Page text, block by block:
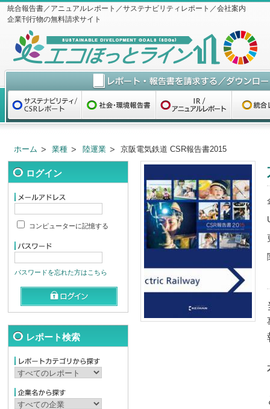
統合報告書／アニュアルレポート／サステナビリティレポート／会社案内
企業刊行物の無料請求サイト
ホーム 業種 陸運業 京阪電気鉄道 CSR報告書2015
ログイン
コンピューターに記憶する
パスワードを忘れた方はこちら
レポート検索